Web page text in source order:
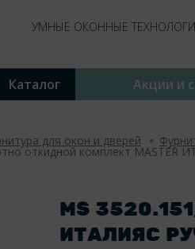
УМНЫЕ ОКОННЫЕ
Каталог Акции и
для окон и дверей
откидной комплект MASTER
MS
ИТАЛИЯС